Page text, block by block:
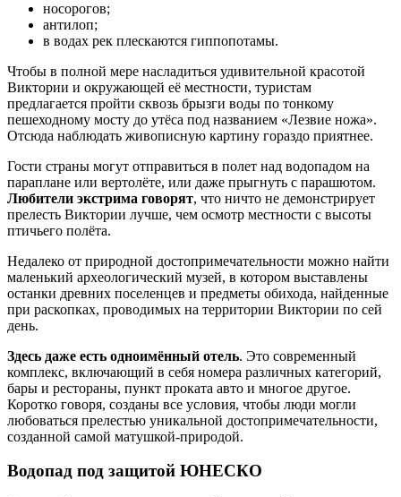
носорогов;
антилоп;
в водах рек плескаются гиппопотамы.
Чтобы в полной мере насладиться удивительной красотой
Виктории и окружающей её местности, туристам
предлагается пройти сквозь брызги воды по тонкому
пешеходному мосту до утёса под названием «Лезвие ножа».
Отсюда наблюдать живописную картину гораздо приятнее.
Гости страны могут отправиться в полет над водопадом на
параплане или вертолёте, или даже прыгнуть с парашютом.
Любители экстрима говорят, что ничто не демонстрирует
прелесть Виктории лучше, чем осмотр местности с высоты
птичьего полёта.
Недалеко от природной достопримечательности можно найти
маленький археологический музей, в котором выставлены
останки древних поселенцев и предметы обихода, найденные
при раскопках, проводимых на территории Виктории по сей
день.
Здесь даже есть одноимённый отель. Это современный
комплекс, включающий в себя номера различных категорий,
бары и рестораны, пункт проката авто и многое другое.
Коротко говоря, созданы все условия, чтобы люди могли
любоваться прелестью уникальной достопримечательности,
созданной самой матушкой-природой.
Водопад под защитой ЮНЕСКО